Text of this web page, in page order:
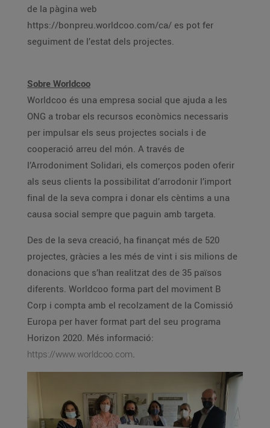
de la pàgina web
https://bonpreu.worldcoo.com/ca/ es pot fer
seguiment de l’estat dels projectes.
Sobre Worldcoo
Worldcoo és una empresa social que ajuda a les
ONG a trobar els recursos econòmics necessaris
per impulsar els seus projectes socials i de
cooperació arreu del món. A través de
l’Arrodoniment Solidari, els comerços poden oferir
als seus clients la possibilitat d’arrodonir l’import
final de la seva compra i donar els cèntims a una
causa social sempre que paguin amb targeta.
Des de la seva creació, ha finançat més de 520
projectes, gràcies a les més de vint i sis milions de
donacions que s’han realitzat des de 35 països
diferents. Worldcoo forma part del moviment B
Corp i compta amb el recolzament de la Comissió
Europa per haver format part del seu programa
Horizon 2020. Més informació:
https://www.worldcoo.com.